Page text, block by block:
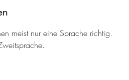
meist nur eine Sprache richtig.